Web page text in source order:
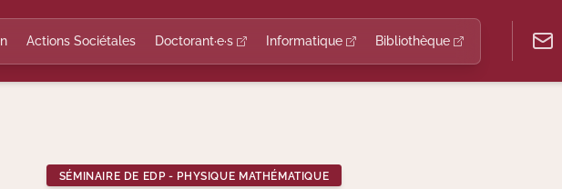
Actions Sociétales Doctorant·e·s Informatique Bibliothèque
SÉMINAIRE DE EDP - PHYSIQUE MATHÉMATIQUE